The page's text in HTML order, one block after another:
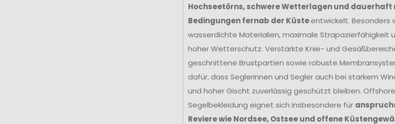
Hochseetörns, schwere Wetterlagen und dauerhaft
Bedingungen fernab der Küsteentwickelt. Besonders
wasserdichte Materialien, maximale Strapazierfähigkeit
hoher Wetterschutz. Verstärkte Knie- und
geschnittene Brustpartien sowie robuste
dafür, dass Seglerinnen und Segler auch bei starkem
und hoher Gischt zuverlässig geschützt bleiben.
Segelbekleidung eignet sich insbesondere für
Reviere wie Nordsee, Ostsee und offene